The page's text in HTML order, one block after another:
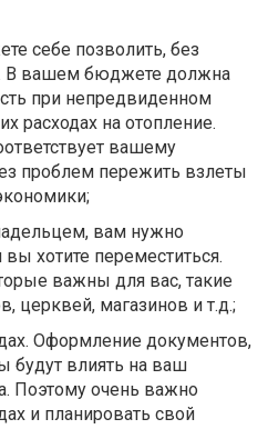
себе позволить, без
В вашем бюджете должна
при непредвиденном
расходах на отопление.
вашему
проблем пережить взлеты
вам нужно
хотите переместиться.
важны для вас, такие
церквей, магазинов и т.д.;
Оформление документов,
будут влиять на ваш
Поэтому очень важно
и планировать свой